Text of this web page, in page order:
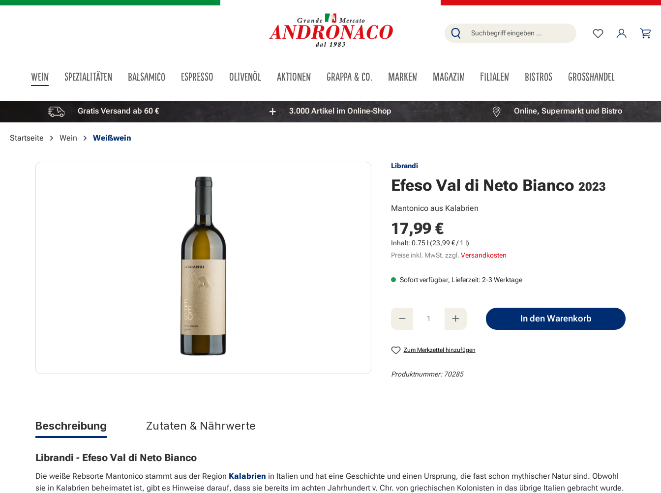
Du hast 0
WEIN SPEZIALITÄTEN BALSAMICO ESPRESSO OLIVENÖL AKTIONEN GRAPPA & CO. MARKEN MAGAZIN FILIALEN BISTROS GROSSHANDEL
Vorteile überspringen Gratis Versand ab 60 € 3.000 Artikel im Online-Shop Online, Supermarkt und Bistro
Startseite Wein Weißwein
Bildergalerie überspringen Librandi
Efeso Val di Neto Bianco2023
Mantonico aus Kalabrien
Regulärer Preis:
17,99 €
Inhalt:0.75 l(23,99 € / 1 l)
Preise inkl. MwSt. zzgl.Versandkosten
Sofort verfügbar, Lieferzeit: 2-3 Werktage
Produkt Anzahl: Gib den gewünschten Wert ein
In den Warenkorb
Zum Merkzettel hinzufügen
Produktnummer: 70285
Beschreibung Zutaten & Nährwerte
Librandi - Efeso Val di Neto Bianco
Die weiße Rebsorte Mantonico stammt aus der Region Kalabrien in Italien und hat eine Geschichte und einen Ursprung, die fast schon mythischer Natur sind. Obwohl
sie in Kalabrien beheimatet ist, gibt es Hinweise darauf, dass sie bereits im achten Jahrhundert v. Chr. von griechischen Kolonisten in das übrige Italien gebracht wurde.